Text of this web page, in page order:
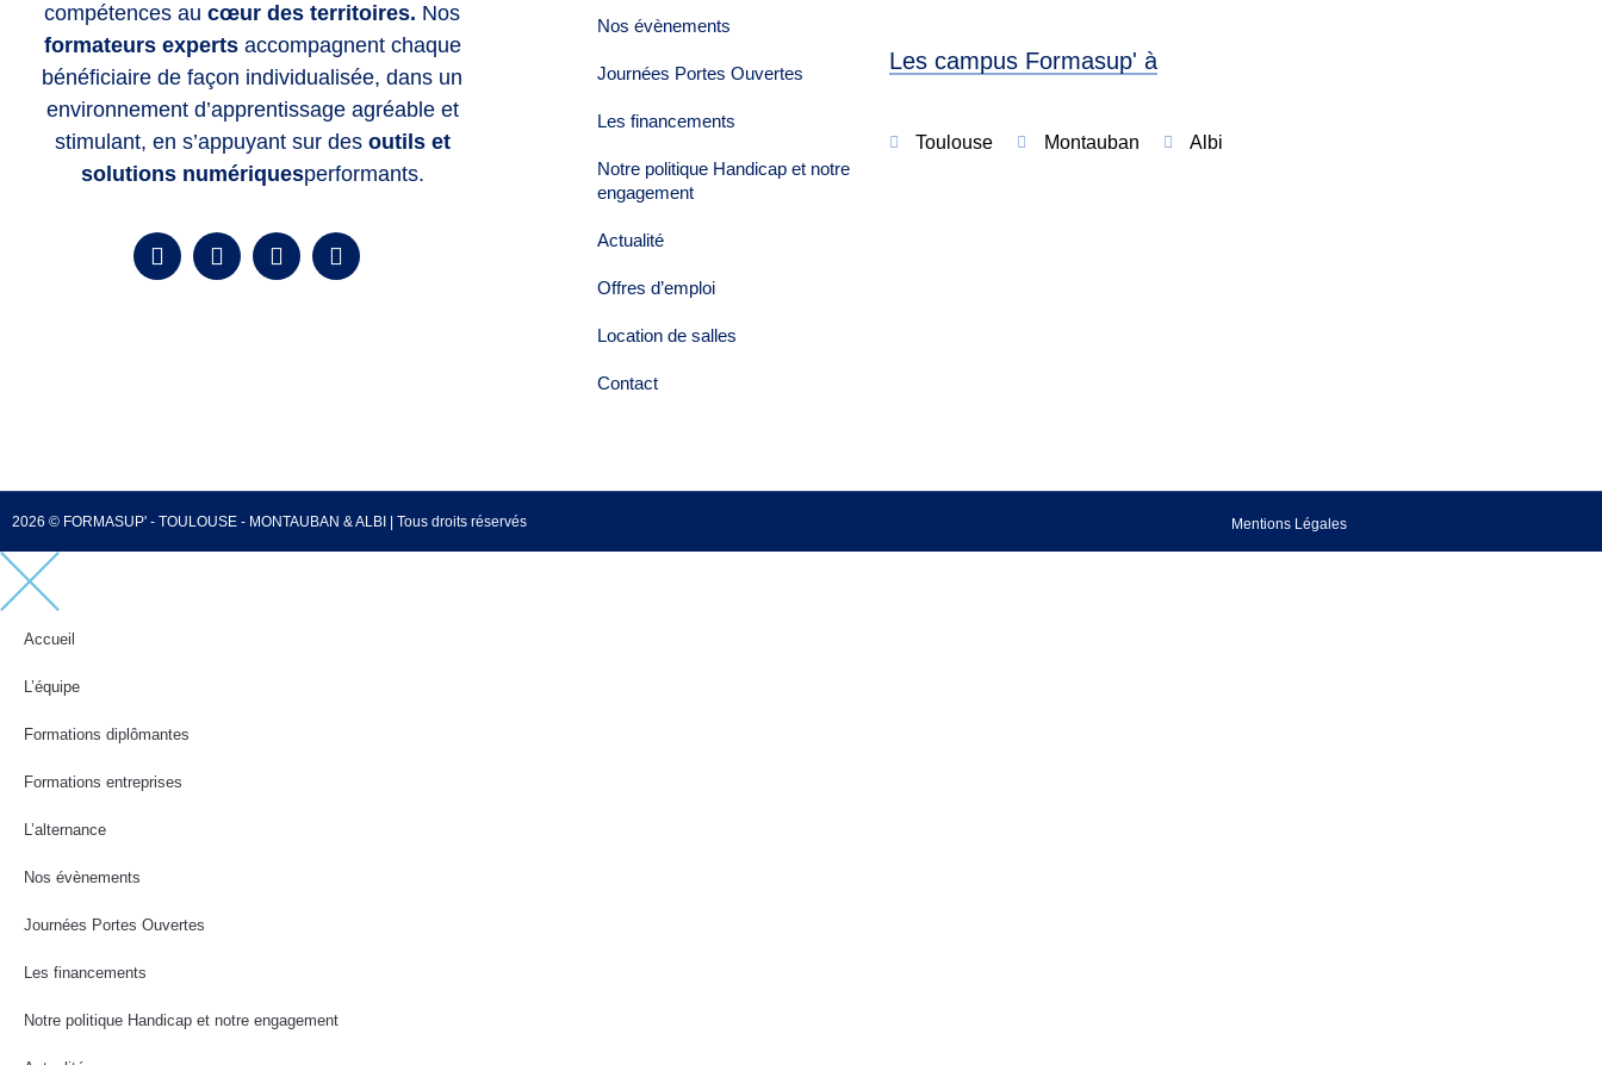
compétences au cœur des territoires. Nos
formateurs expertsaccompagnent chaque
bénéficiaire de façon individualisée, dans un
environnement d’apprentissage agréable et
stimulant, en s’appuyant sur des outils et
solutions numériquesperformants.
Nos évènements
Journées Portes Ouvertes
Les financements
Notre politique Handicap et notre
engagement
Actualité
Offres d’emploi
Location de salles
Contact
Les campus Formasup' à
Toulouse Montauban Albi
2026 © FORMASUP' - TOULOUSE - MONTAUBAN & ALBI | Tous droits réservés Mentions Légales
Accueil
L’équipe
Formations diplômantes
Formations entreprises
L’alternance
Nos évènements
Journées Portes Ouvertes
Les financements
Notre politique Handicap et notre engagement